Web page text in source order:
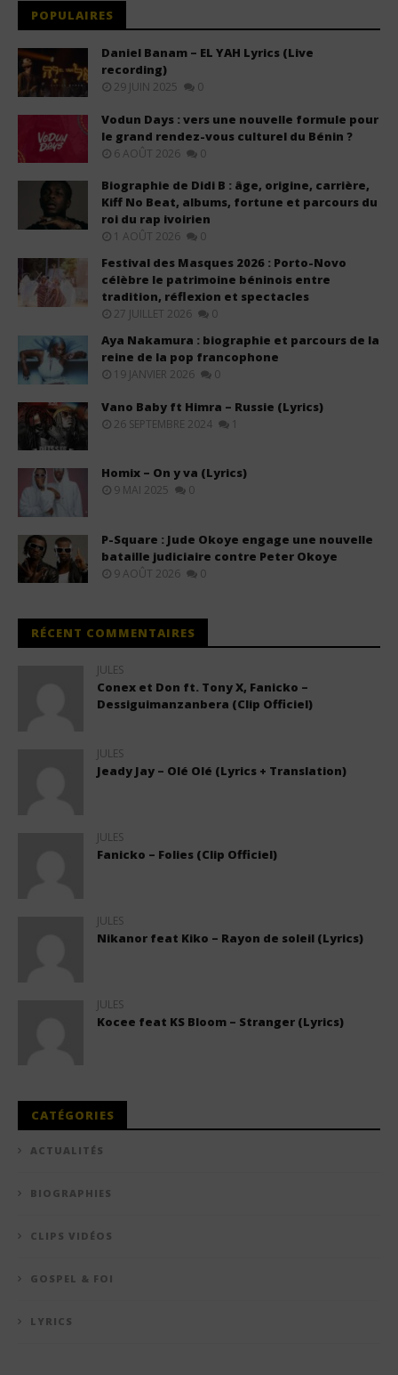
POPULAIRES
Daniel Banam – EL YAH Lyrics (Live
recording)
29 JUIN 2025 0
Vodun Days : vers une nouvelle formule pour
le grand rendez-vous culturel du Bénin ?
6 AOÛT 2026 0
Biographie de Didi B : âge, origine, carrière,
Kiff No Beat, albums, fortune et parcours du
roi du rap ivoirien
1 AOÛT 2026 0
Festival des Masques 2026 : Porto-Novo
célèbre le patrimoine béninois entre
tradition, réflexion et spectacles
27 JUILLET 2026 0
Aya Nakamura : biographie et parcours de la
reine de la pop francophone
19 JANVIER 2026 0
Vano Baby ft Himra – Russie (Lyrics)
26 SEPTEMBRE 2024 1
Homix – On y va (Lyrics)
9 MAI 2025 0
P-Square : Jude Okoye engage une nouvelle
bataille judiciaire contre Peter Okoye
9 AOÛT 2026 0
RÉCENT COMMENTAIRES
JULES
Conex et Don ft. Tony X, Fanicko –
Dessiguimanzanbera (Clip Officiel)
JULES
Jeady Jay – Olé Olé (Lyrics + Translation)
JULES
Fanicko – Folies (Clip Officiel)
JULES
Nikanor feat Kiko – Rayon de soleil (Lyrics)
JULES
Kocee feat KS Bloom – Stranger (Lyrics)
CATÉGORIES
ACTUALITÉS
BIOGRAPHIES
CLIPS VIDÉOS
GOSPEL & FOI
LYRICS